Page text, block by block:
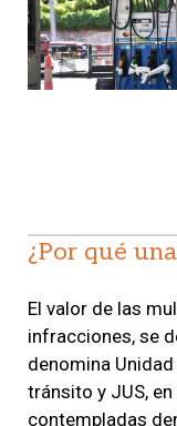
¿Por qué
El valor de las
infracciones, se
denomina
tránsito y JUS,
contempladas